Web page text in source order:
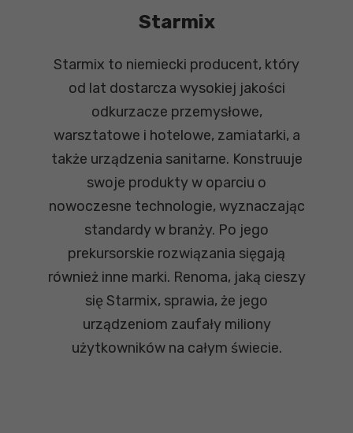
Starmix
Starmix to niemiecki producent, który
od lat dostarcza wysokiej jakości
odkurzacze przemysłowe,
warsztatowe i hotelowe, zamiatarki, a
także urządzenia sanitarne. Konstruuje
swoje produkty w oparciu o
nowoczesne technologie, wyznaczając
standardy w branży. Po jego
prekursorskie rozwiązania sięgają
również inne marki. Renoma, jaką cieszy
się Starmix, sprawia, że jego
urządzeniom zaufały miliony
użytkowników na całym świecie.